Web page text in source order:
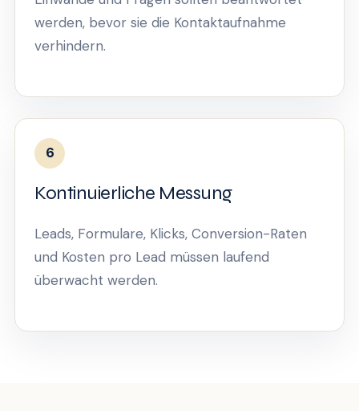
werden, bevor sie die Kontaktaufnahme
verhindern.
6
Kontinuierliche Messung
Leads, Formulare, Klicks, Conversion-Raten
und Kosten pro Lead müssen laufend
überwacht werden.